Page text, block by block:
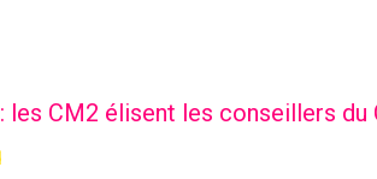
les CM2 élisent les conseillers du